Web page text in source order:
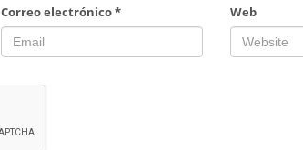
Correo electrónico* Web